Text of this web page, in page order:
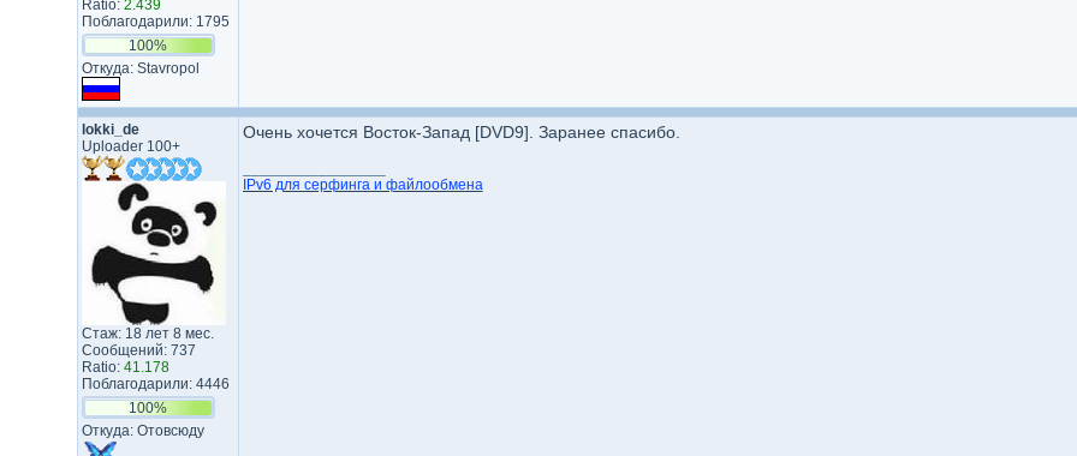
Ratio: 2.439
Поблагодарили: 1795
100%
Откуда: Stavropol
lokki_de
Uploader 100+
Стаж: 18 лет 8 мес.
Сообщений: 737
Ratio: 41.178
Поблагодарили: 4446
100%
Откуда: Отовсюду
Очень хочется Восток-Запад [DVD9]. Заранее спасибо.
IPv6 для серфинга и файлообмена